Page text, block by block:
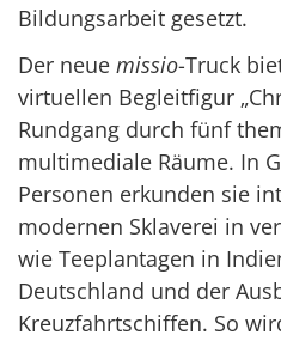
Bildungsarbeit gesetzt.
Der neue missio-Truck
virtuellen Begleitfigur
Rundgang durch fünf
multimediale Räume. In
Personen erkunden sie
modernen Sklaverei in
wie Teeplantagen in
Deutschland und der
Kreuzfahrtschiffen. So